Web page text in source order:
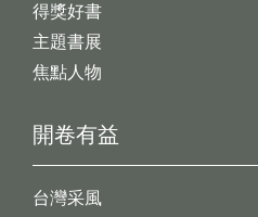
開卷有益
台灣采風
得獎好書
主題書展
焦點人物